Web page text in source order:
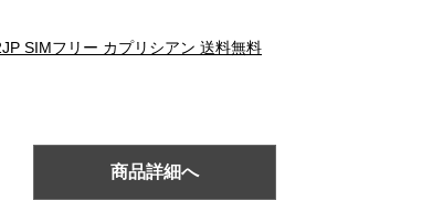
SIMフリー カプリシアン 送料無料
商品詳細へ